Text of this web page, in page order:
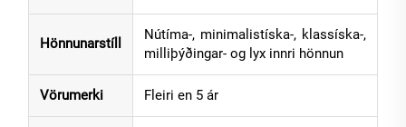
Hönnunarstíll
Nútíma-, minimalistíska-, klassíska-,
milliþýðingar- og lyx innri hönnun
Vörumerki Fleiri en 5 ár